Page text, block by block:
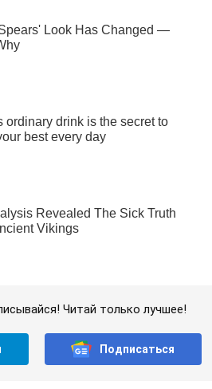
Читай только лучшее!
Подписаться